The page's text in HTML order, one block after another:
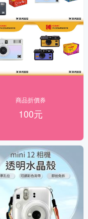
商品折價券
100元